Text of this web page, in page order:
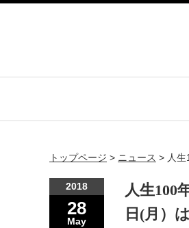
トップページ > ニュース > 人
2018
28
May
人生100
日(月）